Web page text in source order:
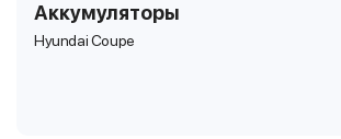
Аккумуляторы
Hyundai Coupe